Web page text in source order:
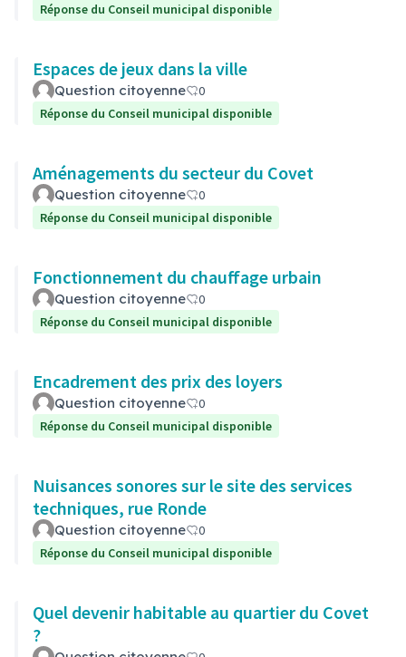
Réponse du Conseil municipal disponible
Espaces de jeux dans la ville
Question citoyenne
0
Réponse du Conseil municipal disponible
Aménagements du secteur du Covet
Question citoyenne
0
Réponse du Conseil municipal disponible
Fonctionnement du chauffage urbain
Question citoyenne
0
Réponse du Conseil municipal disponible
Encadrement des prix des loyers
Question citoyenne
0
Réponse du Conseil municipal disponible
Nuisances sonores sur le site des services
techniques, rue Ronde
Question citoyenne
0
Réponse du Conseil municipal disponible
Quel devenir habitable au quartier du Covet
?